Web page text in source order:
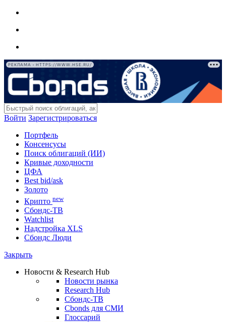
РЕКЛАМА • HTTPS://WWW.HSE.RU/
Войти Зарегистрироваться
Портфель
Консенсусы
Поиск облигаций (ИИ)
Кривые доходности
ЦФА
Best bid/ask
Золото
Крипто new
Сбондс-ТВ
Watchlist
Надстройка XLS
Сбондс Люди
Закрыть
Новости & Research Hub
Новости рынка
Research Hub
Сбондс-ТВ
Cbonds для СМИ
Глоссарий